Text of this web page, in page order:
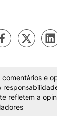
comentários e
refletem a